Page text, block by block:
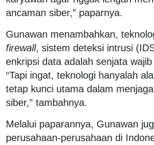
ancaman siber,” paparnya.
Gunawan menambahkan,
firewall, sistem deteksi intrusi
enkripsi data adalah senjata
“Tapi ingat, teknologi hanyalah
tetap kunci utama dalam
siber,” tambahnya.
Melalui paparannya, Gunawan
perusahaan-perusahaan di